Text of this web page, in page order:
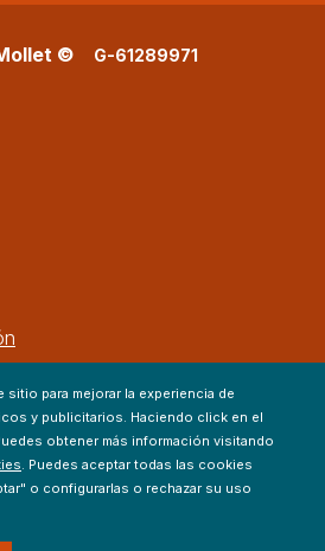
© G-61289971
para mejorar la experiencia de
y publicitarios. Haciendo click en el
obtener más información visitando
. Puedes aceptar todas las cookies
o configurarlas o rechazar su uso